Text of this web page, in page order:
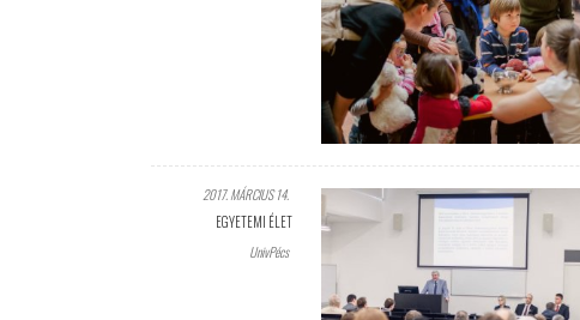
2017. MÁRCIUS 14.
EGYETEMI ÉLET
UnivPécs